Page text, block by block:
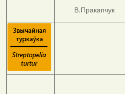
В.Пракапчук